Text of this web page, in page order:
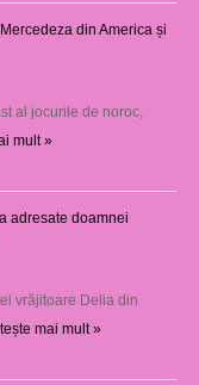
din America și
al jocurile de noroc,
mult »
adresate doamnei
vrăjitoare Delia din
mai mult »